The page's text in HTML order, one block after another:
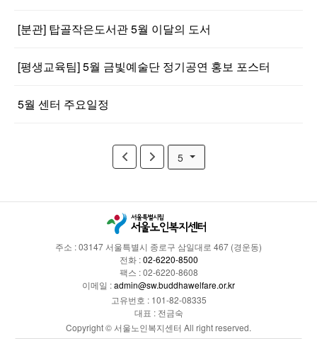
[분관] 탑골작은도서관 5월 이달의 도서
[평생교육팀] 5월 금빛예술단 정기공연 홍보 포스터
5월 센터 주요일정
5
주소 : 03147 서울특별시 종로구 삼일대로 467 (경운동)
전화 :02-6220-8500
팩스 : 02-6220-8608
이메일 :admin@sw.buddhawelfare.or.kr
고유번호 : 101-82-08335
대표 : 전금숙
Copyright © 서울노인복지센터 All right reserved.